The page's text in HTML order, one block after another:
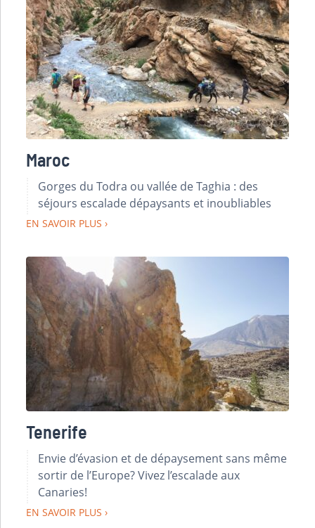
Maroc
Gorges du Todra ou vallée de Taghia : des
séjours escalade dépaysants et inoubliables
EN SAVOIR PLUS
Tenerife
Envie d’évasion et de dépaysement sans même
sortir de l’Europe? Vivez l’escalade aux
Canaries!
EN SAVOIR PLUS